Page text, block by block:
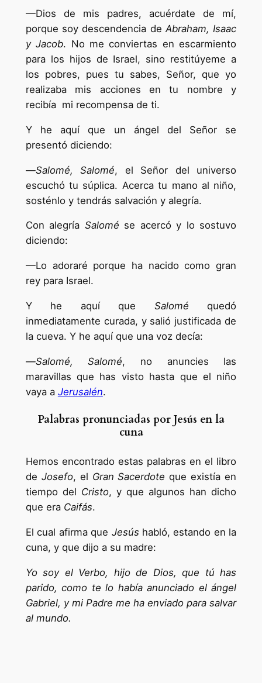
—Dios de mis padres, acuérdate de mí,
porque soy descendencia de Abraham, Isaac
y Jacob. No me conviertas en escarmiento
para los hijos de Israel, sino restitúyeme a
los pobres, pues tu sabes, Señor, que yo
realizaba mis acciones en tu nombre y
recibía mi recompensa de ti.
Y he aquí que un ángel del Señor se
presentó diciendo:
—Salomé, Salomé, el Señor del universo
escuchó tu súplica. Acerca tu mano al niño,
sosténlo y tendrás salvación y alegría.
Con alegría Salomé se acercó y lo sostuvo
diciendo:
—Lo adoraré porque ha nacido como gran
rey para Israel.
Y he aquí que Salomé quedó
inmediatamente curada, y salió justificada de
la cueva. Y he aquí que una voz decía:
—Salomé, Salomé, no anuncies las
maravillas que has visto hasta que el niño
vaya a Jerusalén.
Palabras pronunciadas por Jesús en la
cuna
Hemos encontrado estas palabras en el libro
de Josefo, el Gran Sacerdote que existía en
tiempo del Cristo, y que algunos han dicho
que era Caifás.
El cual afirma que Jesús habló, estando en la
cuna, y que dijo a su madre:
Yo soy el Verbo, hijo de Dios, que tú has
parido, como te lo había anunciado el ángel
Gabriel, y mi Padre me ha enviado para salvar
al mundo.